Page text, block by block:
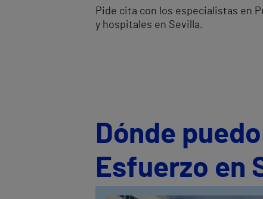
Pide cita con los especialistas en
y hospitales en Sevilla.
Dónde
Esfuerzo en